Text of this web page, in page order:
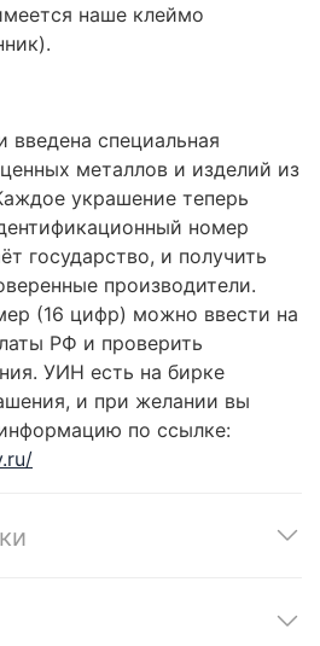
наше клеймо
специальная
металлов и изделий из
украшение теперь
номер
государство, и получить
производители.
(16 цифр) можно ввести на
РФ и проверить
УИН есть на бирке
и при желании вы
по ссылке: